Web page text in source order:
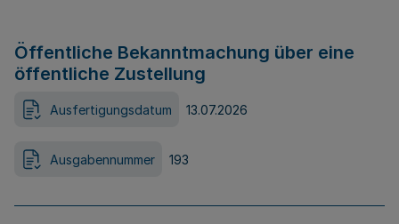
Öffentliche Bekanntmachung über eine
öffentliche Zustellung
Ausfertigungsdatum 13.07.2026
Ausgabennummer 193